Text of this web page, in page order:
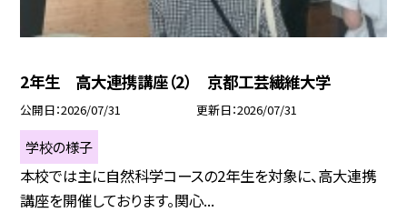
2年生 高大連携講座（2） 京都工芸繊維大学
公開日 2026/07/31 更新日 2026/07/31
学校の様子
本校では主に自然科学コースの2年生を対象に、高大連携
講座を開催しております。関心...